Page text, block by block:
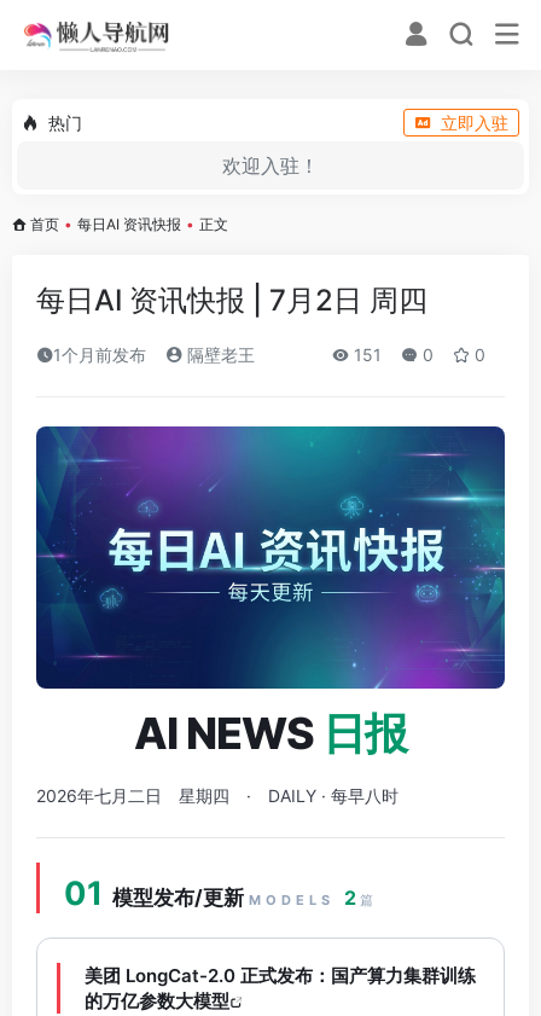
热门 立即入驻
欢迎入驻！
首页 • 每日AI 资讯快报 • 正文
每日AI 资讯快报 | 7月2日 周四
1个月前发布 隔壁老王 151 0 0
AI NEWS 日报
2026年七月二日 星期四 · DAILY · 每早八时
01 模型发布/更新 MODELS 2 篇
美团 LongCat-2.0 正式发布：国产算力集群训练
的万亿参数大模型